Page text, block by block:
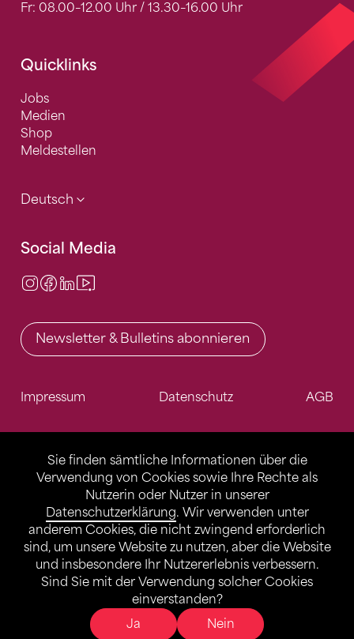
Sie finden sämtliche Informationen über die
Verwendung von Cookies sowie Ihre Rechte als
Nutzerin oder Nutzer in unserer
Datenschutzerklärung. Wir verwenden unter
anderem Cookies, die nicht zwingend erforderlich
sind, um unsere Website zu nutzen, aber die Website
und insbesondere Ihr Nutzererlebnis verbessern.
Sind Sie mit der Verwendung solcher Cookies
einverstanden?
Ja
Nein
Fr: 08.00–12.00 Uhr / 13.30–16.00 Uhr
Quicklinks
Jobs
Medien
Shop
Meldestellen
Deutsch
Social Media
Instagram
Facebook
LinkedIn
Newsletter & Bulletins abonnieren
Impressum Datenschutz AGB